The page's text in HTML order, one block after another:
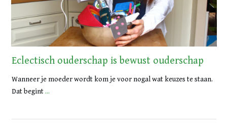
Eclectisch ouderschap is bewust ouderschap
Wanneer je moeder wordt kom je voor nogal wat keuzes te staan.
Dat begint...